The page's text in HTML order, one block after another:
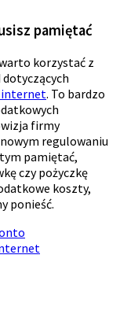
pamiętać
korzystać z
internet. To bardzo
firmy
regulowaniu
pamiętać,
czy pożyczkę
koszty,
ponieść.